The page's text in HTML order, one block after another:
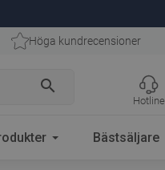
Höga kundrecensioner
search
Hotline
Bästsäljare